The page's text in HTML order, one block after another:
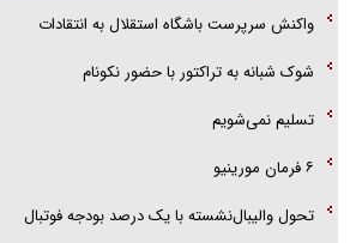
همه آقای دوربینی شده‌ایم!
قصه ناتمام سرویس مدارس
آیا مقاومت فلسطین خلع‌سلاح می‌شود؟
واکنش سرپرست باشگاه استقلال به انتقادات
شوک شبانه به تراکتور با حضور نکونام
تسلیم نمی‌شویم
۶ فرمان مورینیو
تحول والیبال‌نشسته با یک درصد بودجه فوتبال